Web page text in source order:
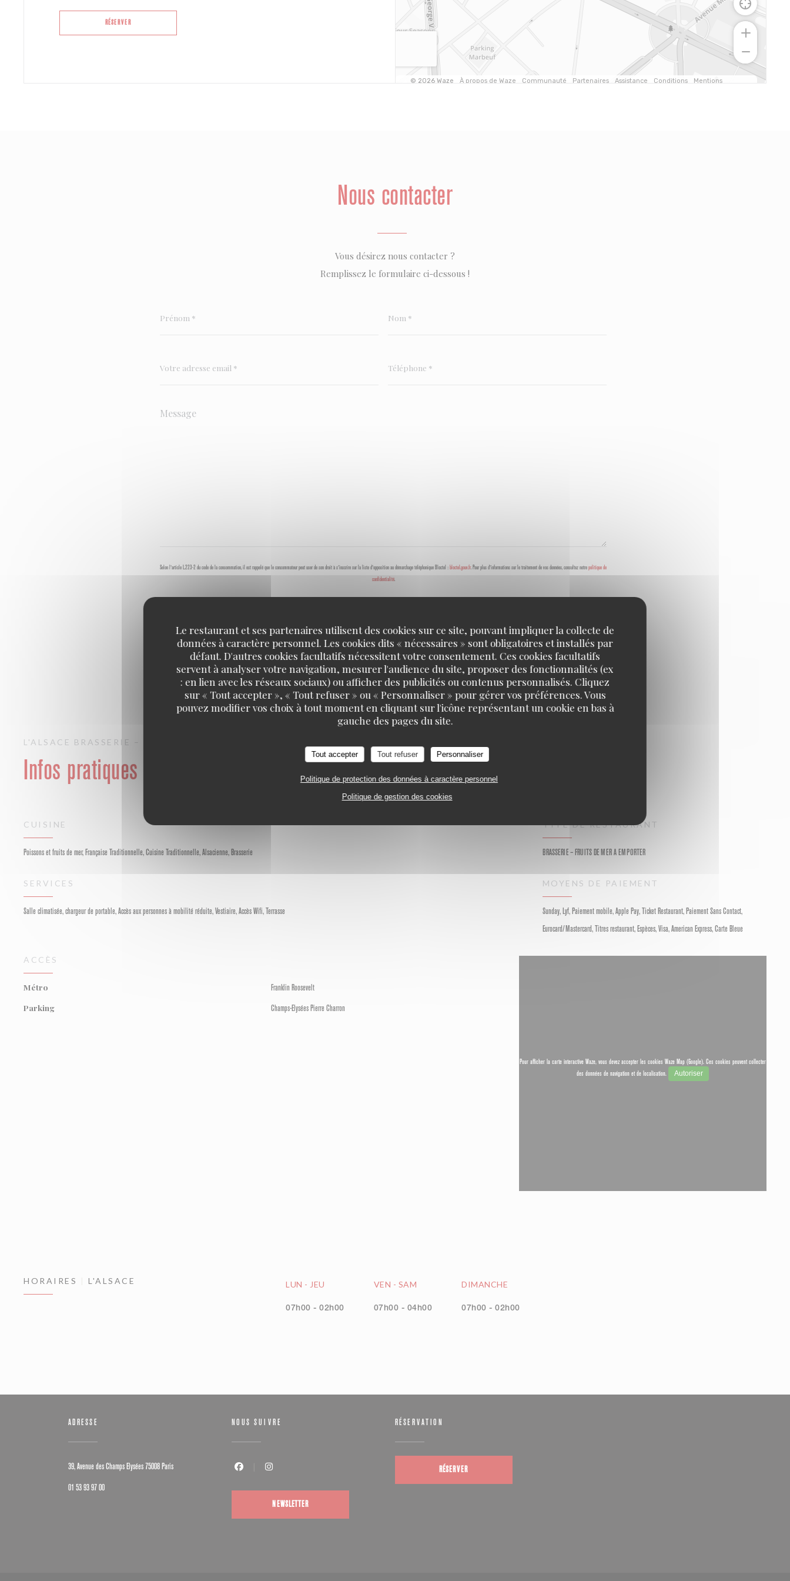
Le restaurant et ses partenaires utilisent des cookies sur ce site, pouvant impliquer la collecte de
données à caractère personnel. Les cookies dits « nécessaires » sont obligatoires et installés par
défaut. D'autres cookies facultatifs nécessitent votre consentement. Ces cookies facultatifs
servent à analyser votre navigation, mesurer l'audience du site, proposer des fonctionnalités (ex
: en lien avec les réseaux sociaux) ou afficher des publicités ou contenus personnalisés. Cliquez
sur « Tout accepter », « Tout refuser » ou « Personnaliser » pour gérer vos préférences. Vous
pouvez modifier vos choix à tout moment en cliquant sur l'icône représentant un cookie en bas à
gauche des pages du site.
Tout accepter Tout refuser Personnaliser
Politique de protection des données à caractère personnel
Politique de gestion des cookies
RÉSERVER
Nous contacter
Vous désirez nous contacter ?
Remplissez le formulaire ci-dessous !
Selon l'article L.223-2 du code de la consommation, il est rappelé que le consommateur peut user de son droit à s'inscrire sur la liste d'opposition au démarchage téléphonique Bloctel : bloctel.gouv.fr . Pour plus d'informations sur le traitement de vos données, consultez notre politique de
confidentialité.
L'ALSACE BRASSERIE – FRUITS DE MER A EMPORTER
Infos pratiques
CUISINE
Poissons et fruits de mer, Française Traditionnelle, Cuisine Traditionnelle, Alsacienne, Brasserie
TYPE DE RESTAURANT
BRASSERIE – FRUITS DE MER A EMPORTER
SERVICES
Salle climatisée, chargeur de portable, Accès aux personnes à mobilité réduite, Vestiaire, Accès Wifi, Terrasse
MOYENS DE PAIEMENT
Sunday, Lyf, Paiement mobile, Apple Pay, Ticket Restaurant, Paiement Sans Contact,
Eurocard/Mastercard, Titres restaurant, Espèces, Visa, American Express, Carte Bleue
ACCÈS
Métro Franklin Roosevelt
Parking Champs-Elysées Pierre Charron
Pour afficher la carte interactive Waze, vous devez accepter les cookies Waze Map (Google). Ces cookies peuvent collecter
des données de navigation et de localisation.
Autoriser
HORAIRES L'ALSACE LUN - JEU
07h00 - 02h00
VEN - SAM
07h00 - 04h00
DIMANCHE
07h00 - 02h00
ADRESSE
39, Avenue des Champs Elysées 75008 Paris((ouvre une nouvelle fenêtre))
01 53 93 97 00
NOUS SUIVRE
NEWSLETTER
RÉSERVATION
RÉSERVER